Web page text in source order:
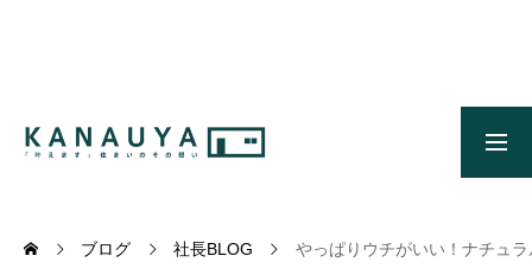
施工事例
ブログ 社長BLOG やっぱりウチがいい！ナチュ